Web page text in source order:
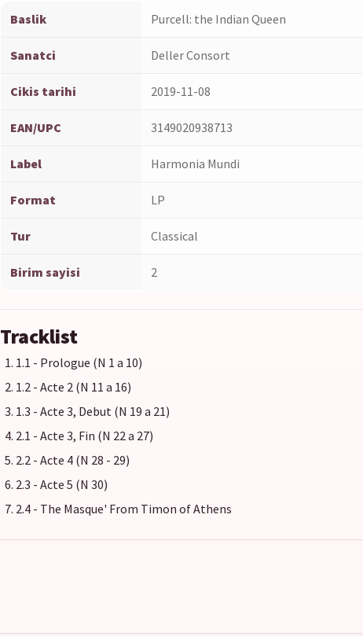
Baslik Purcell: the Indian Queen
Sanatci Deller Consort
Cikis tarihi 2019-11-08
EAN/UPC 3149020938713
Label Harmonia Mundi
Format LP
Tur Classical
Birim sayisi 2
Tracklist
1.1 - Prologue (N 1 a 10)
1.2 - Acte 2 (N 11 a 16)
1.3 - Acte 3, Debut (N 19 a 21)
2.1 - Acte 3, Fin (N 22 a 27)
2.2 - Acte 4 (N 28 - 29)
2.3 - Acte 5 (N 30)
2.4 - The Masque' From Timon of Athens